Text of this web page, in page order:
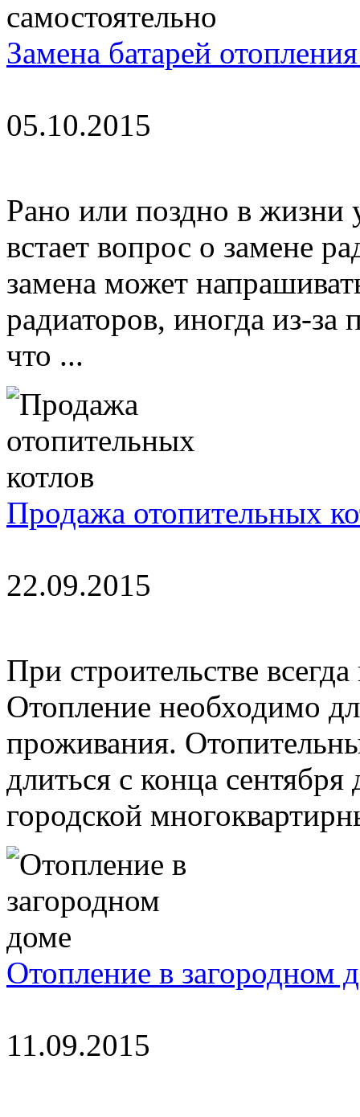
Замена батарей
05.10.2015
Рано или поздно в жизни
встает вопрос о замене
замена может
радиаторов, иногда из-за
что ...
Продажа отопительных
22.09.2015
При строительстве
Отопление необходимо
проживания.
длиться с конца
городской
Отопление в загородном
11.09.2015